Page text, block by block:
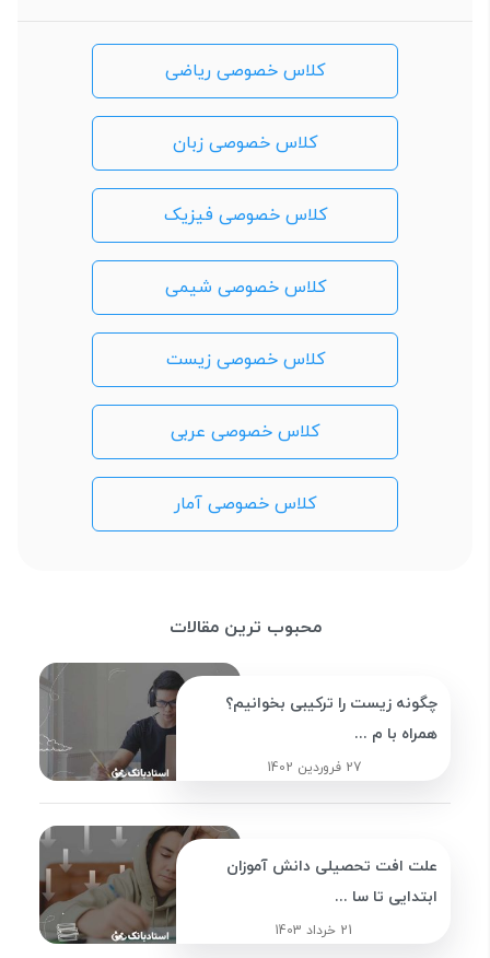
کلاس خصوصی ریاضی
کلاس خصوصی زبان
کلاس خصوصی فیزیک
کلاس خصوصی شیمی
کلاس خصوصی زیست
کلاس خصوصی عربی
کلاس خصوصی آمار
محبوب ترین مقالات
چگونه زیست را ترکیبی بخوانیم؟
همراه با م ...
27 فروردین 1402
علت افت تحصیلی دانش آموزان
ابتدایی تا سا ...
21 خرداد 1403